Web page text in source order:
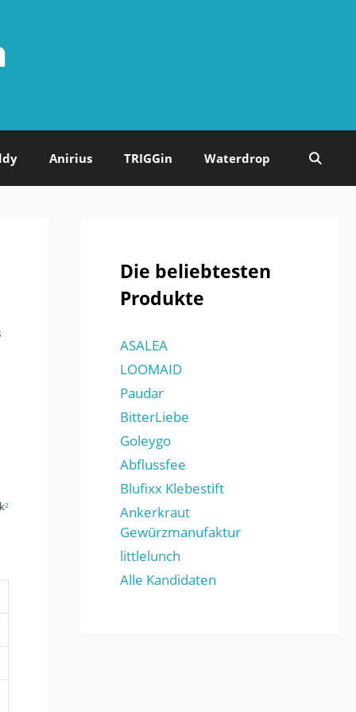
Anirius TRIGGin Waterdrop
²
Die beliebtesten
Produkte
ASALEA
LOOMAID
Paudar
BitterLiebe
Goleygo
Abflussfee
Blufixx Klebestift
Ankerkraut
Gewürzmanufaktur
littlelunch
Alle Kandidaten